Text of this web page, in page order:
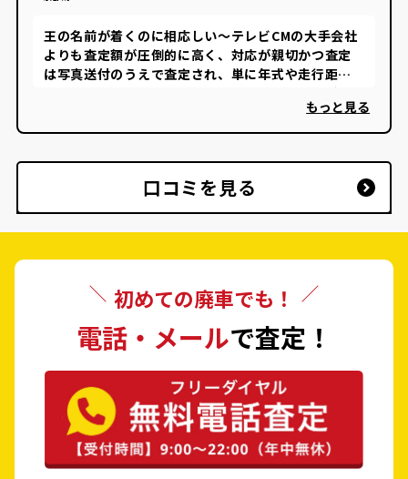
王の名前が着くのに相応しい〜テレビCMの大手会社
よりも査定額が圧倒的に高く、対応が親切かつ査定
は写真送付のうえで査定され、単に年式や走行距離
や車種だけで、あっさり決められないシステムが顧客
もっと見る
口コミを見る
初めての廃車でも！
電話・メールで査定！